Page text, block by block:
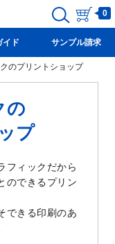
0
イド サンプル請求
のプリントショップ
の
プ
フィックだから
のできるプリン
できる印刷のあ